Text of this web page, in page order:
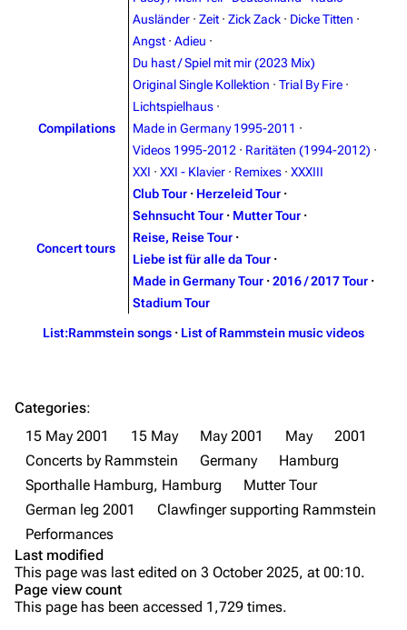
Random page
Song list
Merchandise
Emigrate
Discography
Videography
Song list
Merchandise
Lindemann
Information
Discography
Videography
Song list
Tour dates
Discography
Videography
Song list
Tour dates
Merchandise
Discography
Videography
Song list
Members
Purge
Ausländer · Zeit · Zick Zack · Dicke Titten ·
Angst · Adieu ·
Du hast / Spiel mit mir (2023 Mix)
Compilations
Original Single Kollektion · Trial By Fire ·
Lichtspielhaus ·
Made in Germany 1995-2011 ·
Videos 1995-2012 · Raritäten (1994-2012) ·
XXI · XXI - Klavier · Remixes · XXXIII
Concert tours
Club Tour · Herzeleid Tour ·
Sehnsucht Tour · Mutter Tour ·
Reise, Reise Tour ·
Liebe ist für alle da Tour ·
Made in Germany Tour · 2016 / 2017 Tour ·
Stadium Tour
List:Rammstein songs · List of Rammstein music videos
Categories:
15 May 2001
15 May May 2001 May
2001
Concerts by Rammstein
Germany
Hamburg
Sporthalle Hamburg, Hamburg
Mutter Tour
German leg 2001
Clawfinger supporting Rammstein
Performances
Last modified
This page was last edited on 3 October 2025, at 00:10.
Page view count
This page has been accessed 1,729 times.